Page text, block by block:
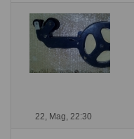
22, Mag, 22:30